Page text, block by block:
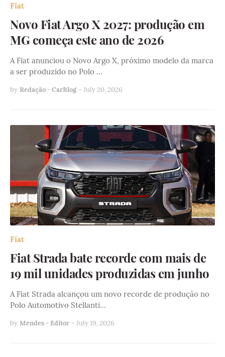
Fiat
Novo Fiat Argo X 2027: produção em
MG começa este ano de 2026
A Fiat anunciou o Novo Argo X, próximo modelo da marca
a ser produzido no Polo …
by Redação - CarBlog - July 20, 2026
Fiat
Fiat Strada bate recorde com mais de
19 mil unidades produzidas em junho
A Fiat Strada alcançou um novo recorde de produção no
Polo Automotivo Stellanti…
by Mendes - Editor - July 19, 2026